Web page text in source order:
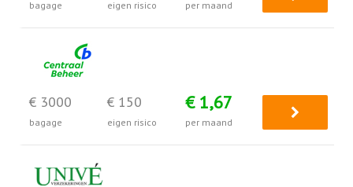
bagage eigen risico per maand
€ 3000
bagage
€ 150
eigen risico
€ 1,67
per maand